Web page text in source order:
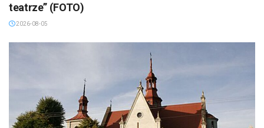
teatrze” (FOTO)
2026-08-05